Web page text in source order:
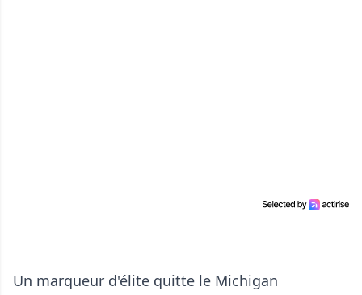
Un marqueur d'élite quitte le Michigan